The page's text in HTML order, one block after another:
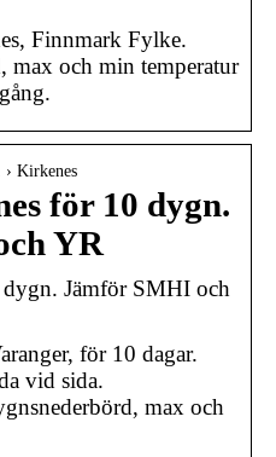
Finnmark Fylke.
och min temperatur
Kirkenes
för 10 dygn.
YR
Jämför SMHI och
för 10 dagar.
vid sida.
max och